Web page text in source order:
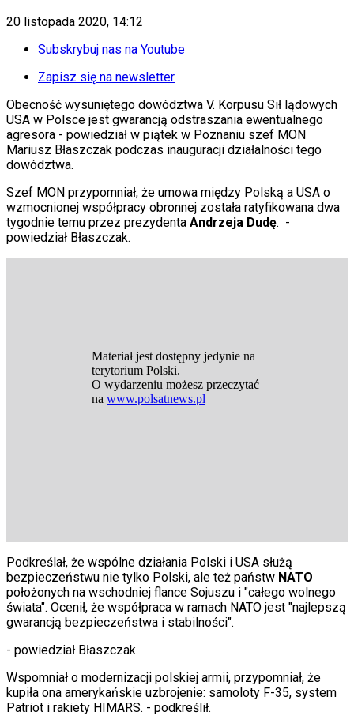
Auto
Aktualności
Auta ekologiczne
Automotive
Jednoślady
Na wakacje
Paliwo
Porady
Premiery
Testy
Aktualności
Plotki
Telewizja
Hity internetu
Edukacja
Porady
Święta
Piłka nożna
Kartka z kalendarza
Kultowe przeboje
Porady z tamtych lat
Wtedy się działo
Silver news
Ogród
Gotowanie
Porady
Podróże
Polska
Europa
20 listopada 2020, 14:12
Subskrybuj nas na Youtube
Zapisz się na newsletter
Obecność wysuniętego dowództwa V. Korpusu Sił lądowych
USA w Polsce jest gwarancją odstraszania ewentualnego
agresora - powiedział w piątek w Poznaniu szef MON
Mariusz Błaszczak podczas inauguracji działalności tego
dowództwa.
Szef MON przypomniał, że umowa między Polską a USA o
wzmocnionej współpracy obronnej została ratyfikowana dwa
tygodnie temu przez prezydenta Andrzeja Dudę. -
powiedział Błaszczak.
Podkreślał, że wspólne działania Polski i USA służą
bezpieczeństwu nie tylko Polski, ale też państw NATO
położonych na wschodniej flance Sojuszu i "całego wolnego
świata". Ocenił, że współpraca w ramach NATO jest "najlepszą
gwarancją bezpieczeństwa i stabilności".
- powiedział Błaszczak.
Wspomniał o modernizacji polskiej armii, przypomniał, że
kupiła ona amerykańskie uzbrojenie: samoloty F-35, system
Patriot i rakiety HIMARS. - podkreślił.